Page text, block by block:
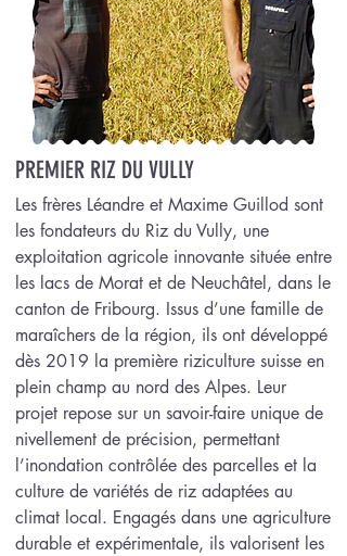
PREMIER RIZ DU VULLY
Les frères Léandre et Maxime Guillod sont
les fondateurs du Riz du Vully, une
exploitation agricole innovante située entre
les lacs de Morat et de Neuchâtel, dans le
canton de Fribourg. Issus d’une famille de
maraîchers de la région, ils ont développé
dès 2019 la première riziculture suisse en
plein champ au nord des Alpes. Leur
projet repose sur un savoir-faire unique de
nivellement de précision, permettant
l’inondation contrôlée des parcelles et la
culture de variétés de riz adaptées au
climat local. Engagés dans une agriculture
durable et expérimentale, ils valorisent les